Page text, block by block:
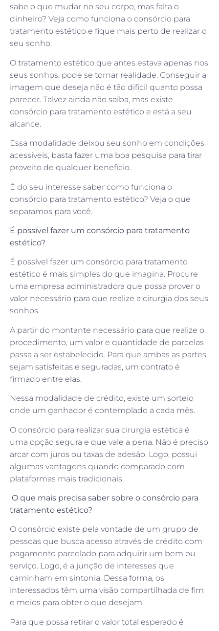
sabe o que mudar no seu corpo, mas falta o
dinheiro? Veja como funciona o consórcio para
tratamento estético e fique mais perto de realizar o
seu sonho.
O tratamento estético que antes estava apenas nos
seus sonhos, pode se tornar realidade. Conseguir a
imagem que deseja não é tão difícil quanto possa
parecer. Talvez ainda não saiba, mas existe
consórcio para tratamento estético e está a seu
alcance.
Essa modalidade deixou seu sonho em condições
acessíveis, basta fazer uma boa pesquisa para tirar
proveito de qualquer benefício.
É do seu interesse saber como funciona o
consórcio para tratamento estético? Veja o que
separamos para você.
É possível fazer um consórcio para tratamento
estético?
É possível fazer um consórcio para tratamento
estético é mais simples do que imagina. Procure
uma empresa administradora que possa prover o
valor necessário para que realize a cirurgia dos seus
sonhos.
A partir do montante necessário para que realize o
procedimento, um valor e quantidade de parcelas
passa a ser estabelecido. Para que ambas as partes
sejam satisfeitas e seguradas, um contrato é
firmado entre elas.
Nessa modalidade de crédito, existe um sorteio
onde um ganhador é contemplado a cada mês.
O consórcio para realizar sua cirurgia estética é
uma opção segura e que vale a pena. Não é preciso
arcar com juros ou taxas de adesão. Logo, possui
algumas vantagens quando comparado com
plataformas mais tradicionais.
O que mais precisa saber sobre o consórcio para
tratamento estético?
O consórcio existe pela vontade de um grupo de
pessoas que busca acesso através de crédito com
pagamento parcelado para adquirir um bem ou
serviço. Logo, é a junção de interesses que
caminham em sintonia. Dessa forma, os
interessados têm uma visão compartilhada de fim
e meios para obter o que desejam.
Para que possa retirar o valor total esperado é